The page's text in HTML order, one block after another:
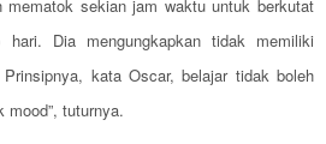
mematok sekian jam waktu untuk berkutat
Dia mengungkapkan tidak memiliki
kata Oscar, belajar tidak boleh
mood”, tuturnya.